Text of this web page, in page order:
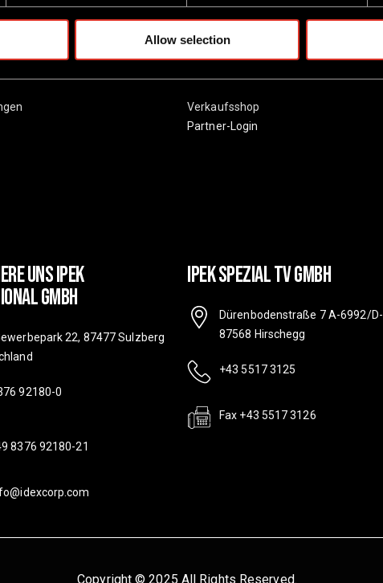
Allow selection
Information
Verkaufsshop
Partner-Login
Uns IPEK
GmbH
22, 87477 Sulzberg
92180-0
8376 92180-21
IPEK SPEZIAL TV GMBH
Dürenbodenstraße 7 A-6992/D-
87568 Hirschegg
+43 5517 3125
Fax +43 5517 3126
Copyright © 2025 All Rights Reserved.